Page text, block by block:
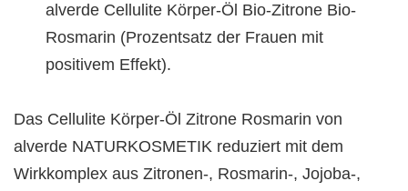
alverde Cellulite Körper-Öl Bio-Zitrone Bio-
Rosmarin (Prozentsatz der Frauen mit
positivem Effekt).
Das Cellulite Körper-Öl Zitrone Rosmarin von
alverde NATURKOSMETIK reduziert mit dem
Wirkkomplex aus Zitronen-, Rosmarin-, Jojoba-,